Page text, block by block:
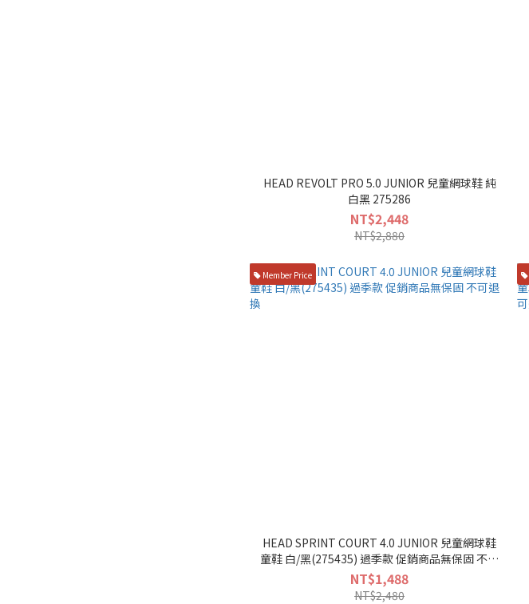
HEAD REVOLT PRO 5.0 JUNIOR 兒童網球鞋 純
白黑 275286
NT$2,448
NT$2,880
Member Price
HEAD SPRINT COURT 4.0 JUNIOR 兒童網球鞋
童鞋 白/黑(275435) 過季款 促銷商品無保固 不可
退換
NT$1,488
NT$2,480